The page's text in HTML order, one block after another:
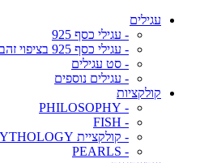
עגילים
- עגילי כסף 925
- עגילי כסף 925 בציפוי זהב מיקרוני
- סט עגילים
- עגילים נוספים
קולקציות
- PHILOSOPHY
- FISH
- קולקציית MYTHOLOGY
- PEARLS